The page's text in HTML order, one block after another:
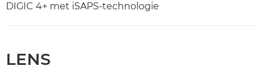
DIGIC 4+ met iSAPS-technologie
LENS